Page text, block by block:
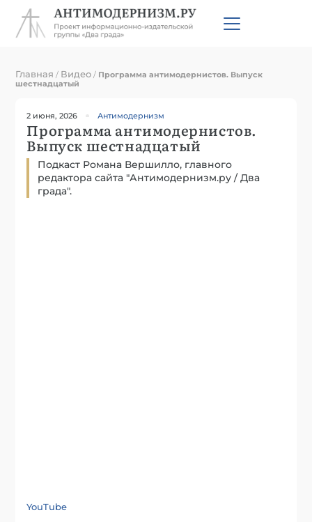
Главная / Видео / Программа антимодернистов. Выпуск
шестнадцатый
2 июня, 2026 Антимодернизм
Программа антимодернистов.
Выпуск шестнадцатый
Подкаст Романа Вершилло, главного
редактора сайта "Антимодернизм.ру / Два
града".
YouTube